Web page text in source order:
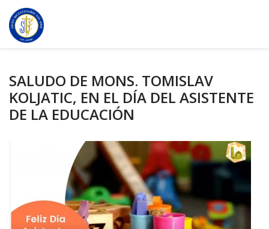
SALUDO DE MONS. TOMISLAV
KOLJATIC, EN EL DÍA DEL ASISTENTE
DE LA EDUCACIÓN